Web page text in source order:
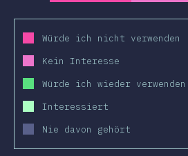
Würde ich nicht verwenden
Kein Interesse
Würde ich wieder verwenden
Interessiert
Nie davon gehört